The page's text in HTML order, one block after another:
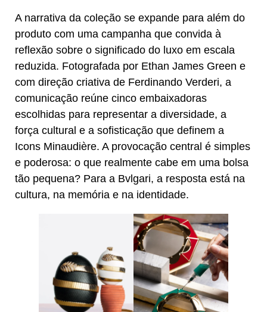
A narrativa da coleção se expande para além do
produto com uma campanha que convida à
reflexão sobre o significado do luxo em escala
reduzida. Fotografada por Ethan James Green e
com direção criativa de Ferdinando Verderi, a
comunicação reúne cinco embaixadoras
escolhidas para representar a diversidade, a
força cultural e a sofisticação que definem a
Icons Minaudière. A provocação central é simples
e poderosa: o que realmente cabe em uma bolsa
tão pequena? Para a Bvlgari, a resposta está na
cultura, na memória e na identidade.